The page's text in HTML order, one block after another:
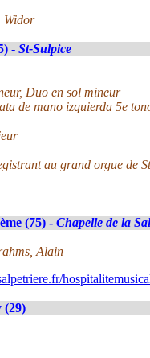
Widor
- St-Sulpice
Duo en sol mineur
de mano izquierda 5e
au grand orgue de
(75) - Chapelle de la
Alain
(29)